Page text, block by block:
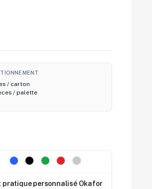
/ carton
/ palette
pratique personnalisé Okafor